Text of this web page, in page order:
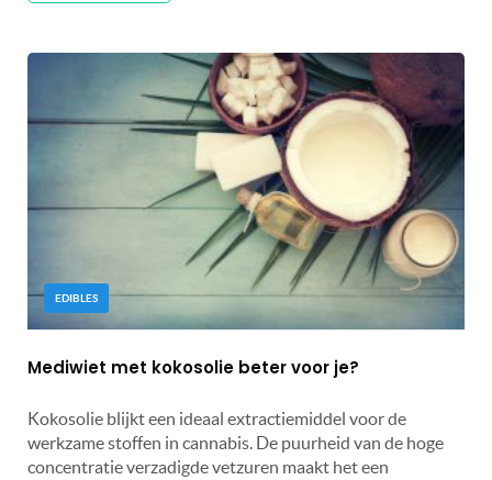
EDIBLES
Mediwiet met kokosolie beter voor je?
Kokosolie blijkt een ideaal extractiemiddel voor de
werkzame stoffen in cannabis. De puurheid van de hoge
concentratie verzadigde vetzuren maakt het een